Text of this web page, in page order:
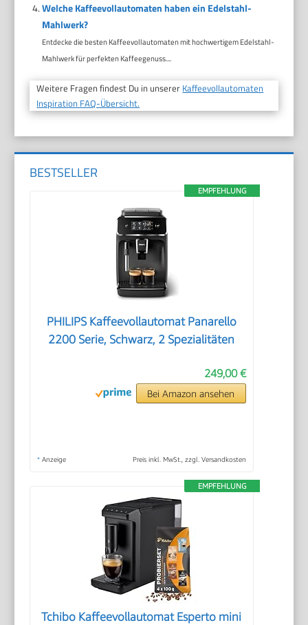
Welche Kaffeevollautomaten haben ein Edelstahl-
Mahlwerk?
Entdecke die besten Kaffeevollautomaten mit hochwertigem Edelstahl-
Mahlwerk für perfekten Kaffeegenuss....
Weitere Fragen findest Du in unserer Kaffeevollautomaten
Inspiration FAQ-Übersicht.
BESTSELLER
EMPFEHLUNG
PHILIPS Kaffeevollautomat Panarello
2200 Serie, Schwarz, 2 Spezialitäten
249,00 €
Bei Amazon ansehen
* Anzeige Preis inkl. MwSt., zzgl. Versandkosten
EMPFEHLUNG
Tchibo Kaffeevollautomat Esperto mini